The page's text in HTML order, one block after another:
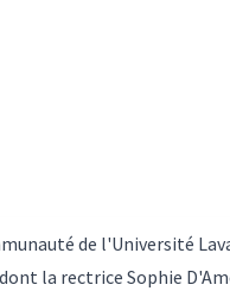
de l'Université
la rectrice Sophie